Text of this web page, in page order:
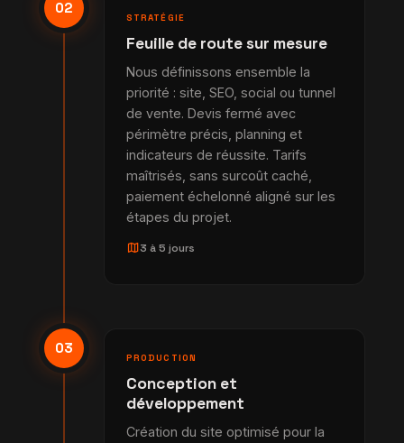
02
STRATÉGIE
Feuille de route sur mesure
Nous définissons ensemble la
priorité : site, SEO, social ou tunnel
de vente. Devis fermé avec
périmètre précis, planning et
indicateurs de réussite. Tarifs
maîtrisés, sans surcoût caché,
paiement échelonné aligné sur les
étapes du projet.
map3 à 5 jours
03
PRODUCTION
Conception et
développement
Création du site optimisé pour la